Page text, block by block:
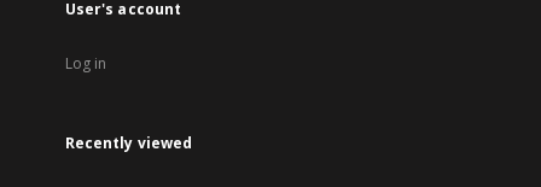
User's account
Log in
Recently viewed